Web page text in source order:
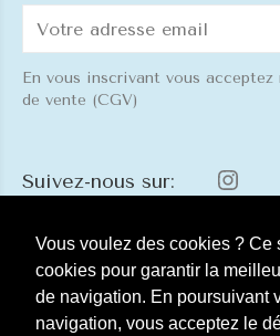
Vous voulez des cookies ? Ce
cookies pour garantir la
de navigation. En poursuivant
navigation, vous acceptez le
En vous inscrivant vous
de vente (CGV)
Suivez-nous sur:
Menu